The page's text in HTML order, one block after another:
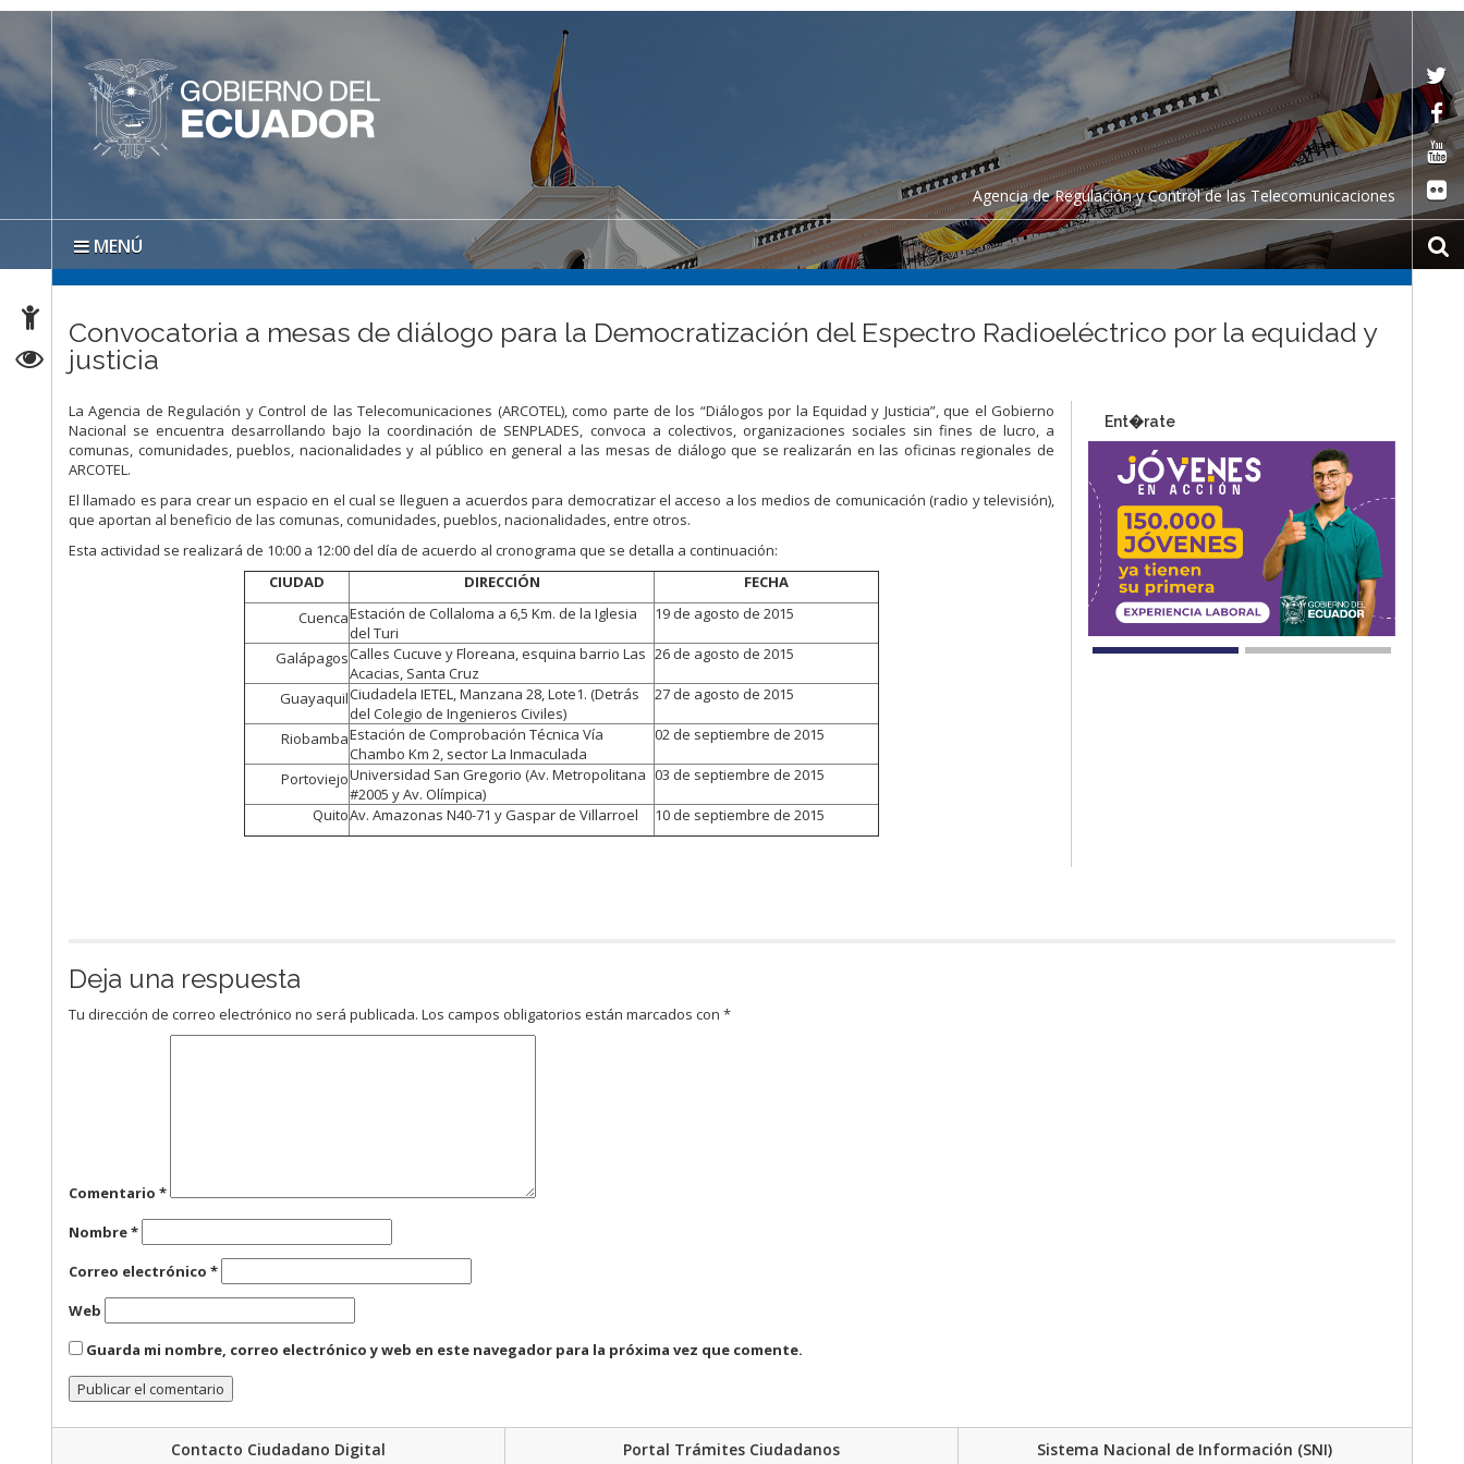
Agencia de Regulación y Control de las Telecomunicaciones
MENÚ
Convocatoria a mesas de diálogo para la Democratización del Espectro Radioeléctrico por la equidad y
justicia
La Agencia de Regulación y Control de las Telecomunicaciones (ARCOTEL), como parte de los “Diálogos por la Equidad y Justicia”, que el Gobierno
Nacional se encuentra desarrollando bajo la coordinación de SENPLADES, convoca a colectivos, organizaciones sociales sin fines de lucro, a
comunas, comunidades, pueblos, nacionalidades y al público en general a las mesas de diálogo que se realizarán en las oficinas regionales de
ARCOTEL.
El llamado es para crear un espacio en el cual se lleguen a acuerdos para democratizar el acceso a los medios de comunicación (radio y televisión),
que aportan al beneficio de las comunas, comunidades, pueblos, nacionalidades, entre otros.
Esta actividad se realizará de 10:00 a 12:00 del día de acuerdo al cronograma que se detalla a continuación:
CIUDAD
DIRECCIÓN
FECHA
CuencaEstación de Collaloma a 6,5 Km. de la Iglesia
del Turi
19 de agosto de 2015
GalápagosCalles Cucuve y Floreana, esquina barrio Las
Acacias, Santa Cruz
26 de agosto de 2015
GuayaquilCiudadela IETEL, Manzana 28, Lote1. (Detrás
del Colegio de Ingenieros Civiles)
27 de agosto de 2015
RiobambaEstación de Comprobación Técnica Vía
Chambo Km 2, sector La Inmaculada
02 de septiembre de 2015
PortoviejoUniversidad San Gregorio (Av. Metropolitana
#2005 y Av. Olímpica)
03 de septiembre de 2015
QuitoAv. Amazonas N40-71 y Gaspar de Villarroel 10 de septiembre de 2015
Ent�rate
Deja una respuesta
Tu dirección de correo electrónico no será publicada. Los campos obligatorios están marcados con*
Comentario*
Nombre*
Correo electrónico*
Web
Guarda mi nombre, correo electrónico y web en este navegador para la próxima vez que comente.
Contacto Ciudadano Digital Portal Trámites Ciudadanos Sistema Nacional de Información (SNI)